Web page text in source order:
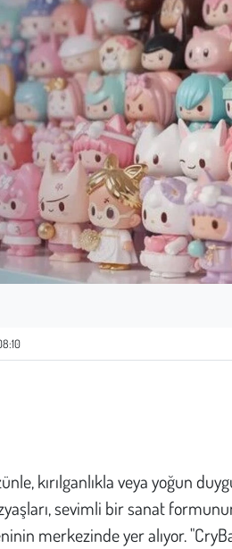
kırılganlıkla veya yoğun
sevimli bir sanat
merkezinde yer alıyor.